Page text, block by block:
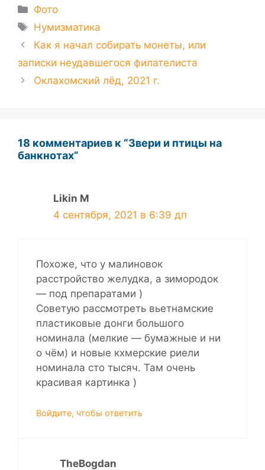
Рубрики
Фото
Метки
Нумизматика
Как я начал собирать монеты, или
записки неудавшегося филателиста
Оклахомский лёд, 2021 г.
18 комментариев к “Звери и птицы на
банкнотах”
Likin M
4 сентября, 2021 в 6:39 дп
Похоже, что у малиновок
расстройство желудка, а зимородок
— под препаратами )
Советую рассмотреть вьетнамские
пластиковые донги большого
номинала (мелкие — бумажные и ни
о чём) и новые кхмерские риели
номинала сто тысяч. Там очень
красивая картинка )
Войдите, чтобы ответить
TheBogdan